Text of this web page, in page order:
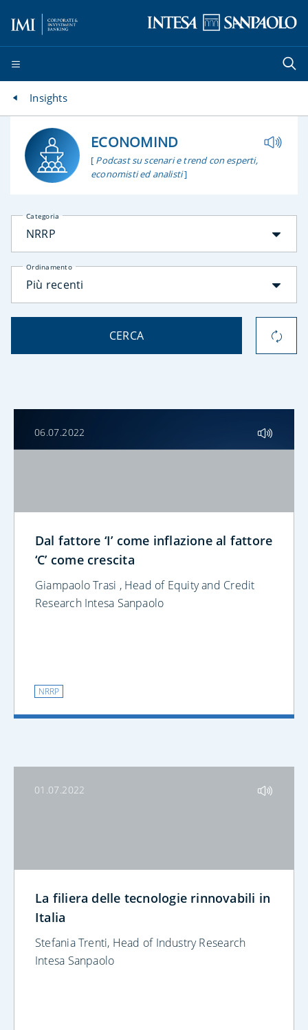
Insights
ECONOMIND
[ Podcast su scenari e trend con esperti,
economisti ed analisti]
Categoria
NRRP
Ordinamento
Più recenti
CERCA
06.07.2022
Dal fattore ‘I’ come inflazione al fattore
‘C’ come crescita
Giampaolo Trasi , Head of Equity and Credit
Research Intesa Sanpaolo
NRRP
01.07.2022
La filiera delle tecnologie rinnovabili in
Italia
Stefania Trenti, Head of Industry Research
Intesa Sanpaolo